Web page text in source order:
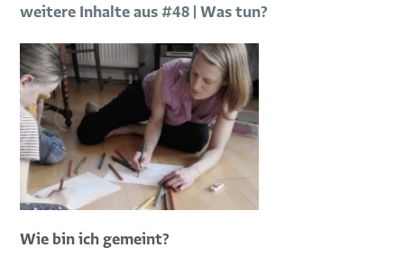
weitere Inhalte aus #48 | Was tun?
Wie bin ich gemeint?